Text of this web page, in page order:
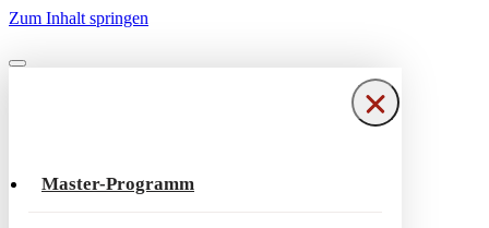
Zum Inhalt springen
Navigationsmenü
Navigationsmenü
Master-Programm